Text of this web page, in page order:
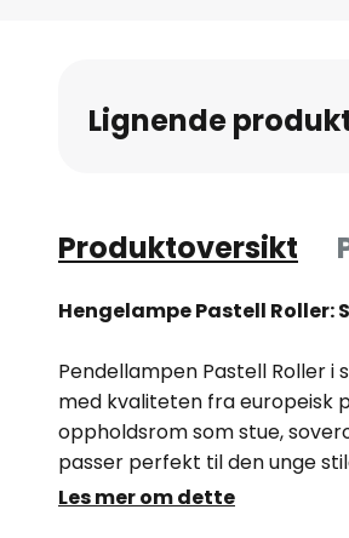
bildegalleri
Lignende
Produktoversikt
Hengelampe Pastell
Pendellampen Pastell Roller
med kvaliteten fra europeisk
oppholdsrom som stue,
passer perfekt til den unge
høykvalitets stoff gir lampen
Les mer om dette